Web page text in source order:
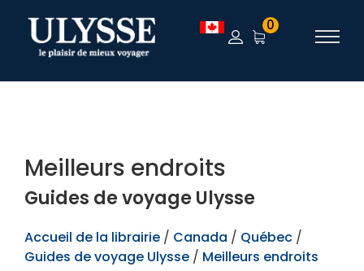
TEST 0
Meilleurs endroits
Guides de voyage Ulysse
Accueil de la librairie / Canada / Québec /
Guides de voyage Ulysse / Meilleurs endroits